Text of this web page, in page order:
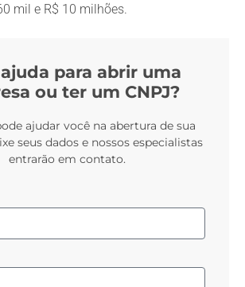
mil e R$ 10 milhões.
para abrir uma
ou ter um CNPJ?
ajudar você na abertura de sua
seus dados e nossos especialistas
entrarão em contato.